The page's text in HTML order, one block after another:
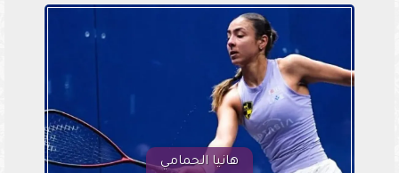
هانيا الحمامي